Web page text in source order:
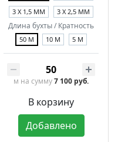
3 Х 1,5 ММ
3 Х 2,5 ММ
Длина бухты / Кратность
50 М 10 М 5 М
м на сумму7 100 руб.
В корзину
Добавлено